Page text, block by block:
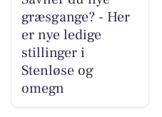
græsgange? - Her
er nye ledige
stillinger i
Stenløse og
omegn